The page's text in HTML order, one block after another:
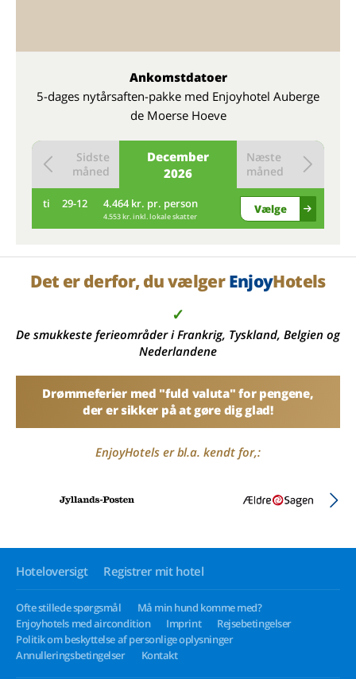
Ankomstdatoer
5-dages nytårsaften-pakke med Enjoyhotel Auberge
de Moerse Hoeve
December
2026
Sidste
måned
Næste
måned
ti 29-12 4.464 kr. pr. person
4.553 kr. inkl. lokale skatter
Vælge
Det er derfor, du vælgerEnjoyHotels
✓
De smukkeste ferieområder i Frankrig, Tyskland, Belgien og
Nederlandene
Drømmeferier med "fuld valuta" for pengene,
der er sikker på at gøre dig glad!
EnjoyHotels er bl.a. kendt for,:
Hoteloversigt Registrer mit hotel
Ofte stillede spørgsmål
Må min hund komme med?
Enjoyhotels med aircondition
Imprint
Rejsebetingelser
Politik om beskyttelse af personlige oplysninger
Annulleringsbetingelser
Kontakt